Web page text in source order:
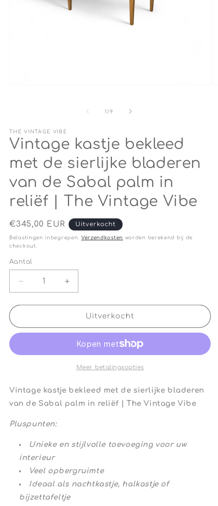
1 /van
9
THE VINTAGE VIBE
Vintage kastje bekleed
met de sierlijke bladeren
van de Sabal palm in
reliëf | The Vintage Vibe
Normale
prijs
€345,00 EUR Uitverkocht
Belastingen inbegrepen. Verzendkosten worden berekend bij de
checkout.
Aantal
Aantal
Aantal
verlagen
voor
kastje
de
van
de
Sabal
in
reliëf
The
Vintage
Vibe
Aantal
verhogen
voor
Vintage
kastje
met
de
sierlijke
van
Sabal
reliëf
|
Vintage
Vibe
Uitverkocht
Meer betalingsopties
Vintage kastje bekleed met de sierlijke bladeren
van de Sabal palm in reliëf | The Vintage Vibe
Pluspunten:
Unieke en stijlvolle toevoeging voor uw
interieur
Veel opbergruimte
Ideaal als nachtkastje, halkastje of
bijzettafeltje